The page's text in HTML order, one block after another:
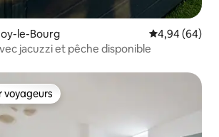
le-Bourg Note
4,94 (64)
jacuzzi et pêche disponible
parmi les plus aimés